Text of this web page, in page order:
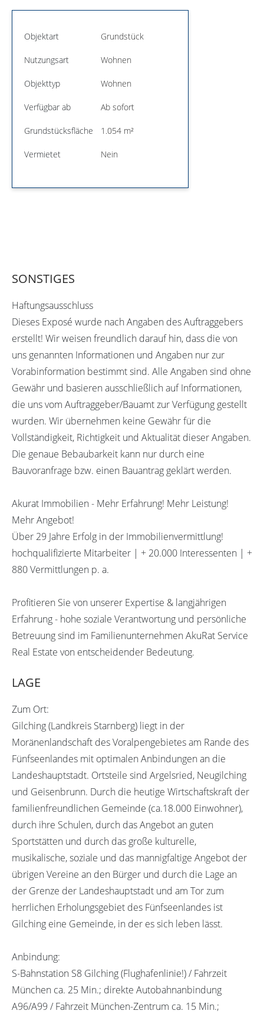
Objektart Grundstück
Nutzungsart Wohnen
Objekttyp Wohnen
Verfügbar ab Ab sofort
Grundstücksfläche 1.054 m²
Vermietet Nein
SONSTIGES
Haftungsausschluss
Dieses Exposé wurde nach Angaben des Auftraggebers
erstellt! Wir weisen freundlich darauf hin, dass die von
uns genannten Informationen und Angaben nur zur
Vorabinformation bestimmt sind. Alle Angaben sind ohne
Gewähr und basieren ausschließlich auf Informationen,
die uns vom Auftraggeber/Bauamt zur Verfügung gestellt
wurden. Wir übernehmen keine Gewähr für die
Vollständigkeit, Richtigkeit und Aktualität dieser Angaben.
Die genaue Bebaubarkeit kann nur durch eine
Bauvoranfrage bzw. einen Bauantrag geklärt werden.
Akurat Immobilien - Mehr Erfahrung! Mehr Leistung!
Mehr Angebot!
Über 29 Jahre Erfolg in der Immobilienvermittlung!
hochqualifizierte Mitarbeiter | + 20.000 Interessenten | +
880 Vermittlungen p. a.
Profitieren Sie von unserer Expertise & langjährigen
Erfahrung - hohe soziale Verantwortung und persönliche
Betreuung sind im Familienunternehmen AkuRat Service
Real Estate von entscheidender Bedeutung.
LAGE
Zum Ort:
Gilching (Landkreis Starnberg) liegt in der
Moränenlandschaft des Voralpengebietes am Rande des
Fünfseenlandes mit optimalen Anbindungen an die
Landeshauptstadt. Ortsteile sind Argelsried, Neugilching
und Geisenbrunn. Durch die heutige Wirtschaftskraft der
familienfreundlichen Gemeinde (ca.18.000 Einwohner),
durch ihre Schulen, durch das Angebot an guten
Sportstätten und durch das große kulturelle,
musikalische, soziale und das mannigfaltige Angebot der
übrigen Vereine an den Bürger und durch die Lage an
der Grenze der Landeshauptstadt und am Tor zum
herrlichen Erholungsgebiet des Fünfseenlandes ist
Gilching eine Gemeinde, in der es sich leben lässt.
Anbindung:
S-Bahnstation S8 Gilching (Flughafenlinie!) / Fahrzeit
München ca. 25 Min.; direkte Autobahnanbindung
A96/A99 / Fahrzeit München-Zentrum ca. 15 Min.;